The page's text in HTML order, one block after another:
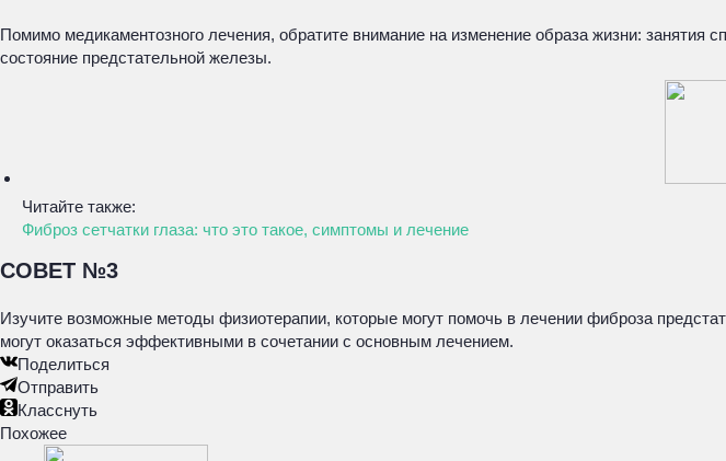
Помимо медикаментозного лечения, обратите внимание на изменение образа жизни: занятия
состояние предстательной железы.
Читайте также:
Фиброз сетчатки глаза: что это такое, симптомы и лечение
СОВЕТ №3
Изучите возможные методы физиотерапии, которые могут помочь в лечении фиброза
могут оказаться эффективными в сочетании с основным лечением.
Поделиться
Отправить
Класснуть
Похожее